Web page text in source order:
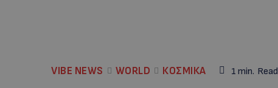
VIBE NEWS WORLD ΚΟΣΜΙΚΑ 1 min. Read